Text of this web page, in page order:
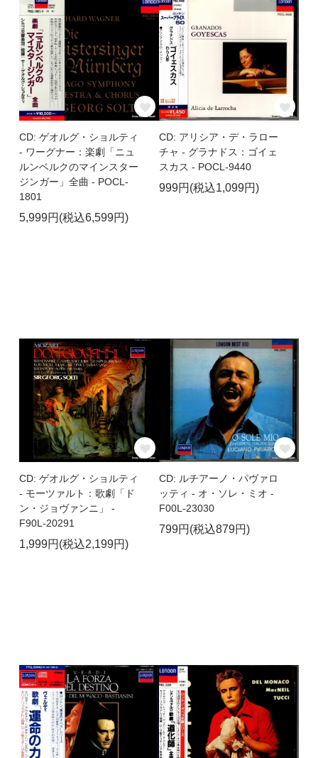
CD: ゲオルグ・ショルティ
- ワーグナー：楽劇「ニュ
ルンベルクのマインスター
ジンガー」全曲 - POCL-
1801
5,999円(税込6,599円)
CD: アリシア・デ・ラロー
チャ - グラナドス：ゴイェ
スカス - POCL-9440
999円(税込1,099円)
CD: ゲオルグ・ショルティ
- モーツァルト：歌劇「ド
ン・ジョヴァンニ」 -
F90L-20291
1,999円(税込2,199円)
CD: ルチアーノ・パヴァロ
ッティ - オ・ソレ・ミオ -
F00L-23030
799円(税込879円)